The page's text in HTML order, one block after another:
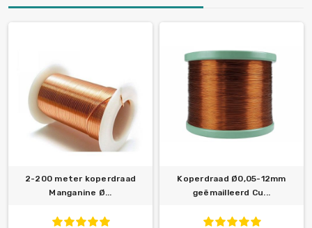
2-200 meter koperdraad
Manganine Ø...
Koperdraad Ø0,05-12mm
geëmailleerd Cu...